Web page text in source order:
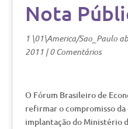
Nota
1 \01\America/Sao_Paulo
2011|0 Comentários
O Fórum Brasileiro de
refirmar o compromisso da
implantação do Ministério